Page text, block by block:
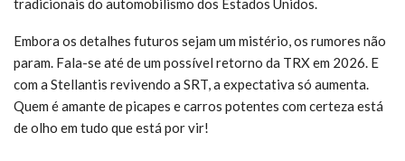
tradicionais do automobilismo dos Estados Unidos.
Embora os detalhes futuros sejam um mistério, os rumores não
param. Fala-se até de um possível retorno da TRX em 2026. E
com a Stellantis revivendo a SRT, a expectativa só aumenta.
Quem é amante de picapes e carros potentes com certeza está
de olho em tudo que está por vir!